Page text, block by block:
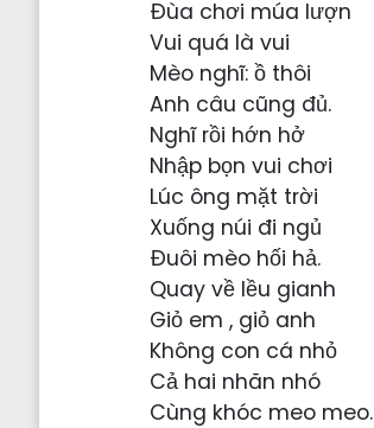
Đùa chơi múa lượn
Vui quá là vui
Mèo nghĩ: ồ thôi
Anh câu cũng đủ.
Nghĩ rồi hớn hở
Nhập bọn vui chơi
Lúc ông mặt trời
Xuống núi đi ngủ
Đuôi mèo hối hả.
Quay về lều gianh
Giỏ em , giỏ anh
Không con cá nhỏ
Cả hai nhăn nhó
Cùng khóc meo meo.